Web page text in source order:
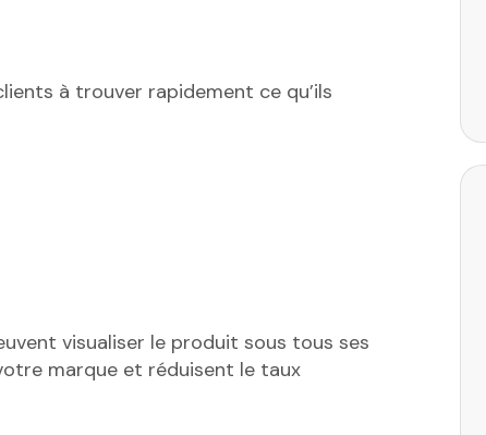
à trouver rapidement ce qu’ils
visualiser le produit sous tous ses
marque et réduisent le taux